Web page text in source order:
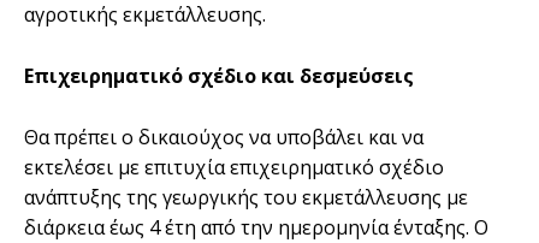
αγροτικής εκµετάλλευσης.
Επιχειρηµατικό σχέδιο και δεσµεύσεις
Θα πρέπει ο δικαιούχος να υποβάλει και να
εκτελέσει µε επιτυχία επιχειρηµατικό σχέδιο
ανάπτυξης της γεωργικής του εκµετάλλευσης µε
διάρκεια έως 4 έτη από την ηµεροµηνία ένταξης. Ο